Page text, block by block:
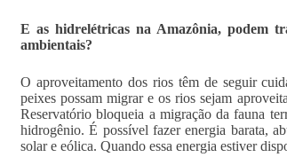
E as hidrelétricas na Amazônia, podem
ambientais?
O aproveitamento dos rios têm de seguir
peixes possam migrar e os rios sejam
Reservatório bloqueia a migração da fauna
hidrogênio. É possível fazer energia barata,
solar e eólica. Quando essa energia estiver